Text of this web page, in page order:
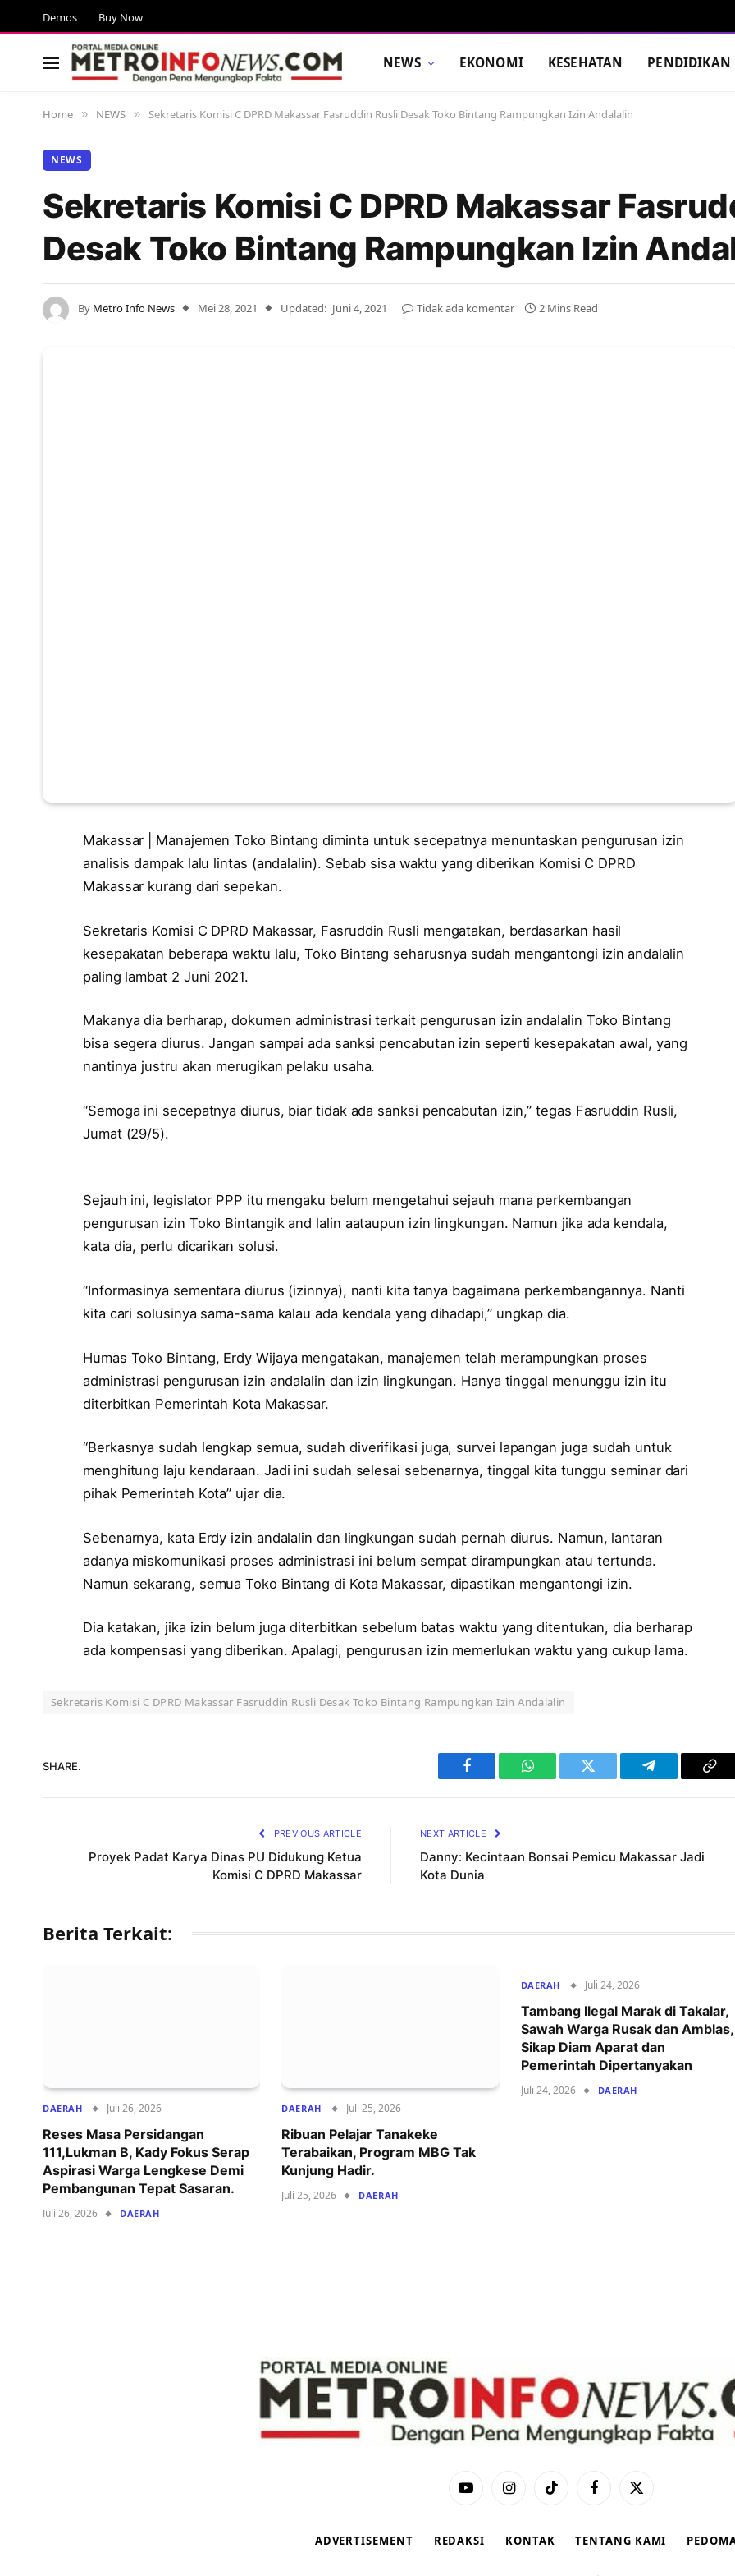
Demos Buy Now
NEWS EKONOMI KESEHATAN PENDIDIKAN
Home » NEWS » Sekretaris Komisi C DPRD Makassar Fasruddin Rusli Desak Toko Bintang Rampungkan Izin Andalalin
NEWS
Sekretaris Komisi C DPRD Makassar
Desak Toko Bintang Rampungkan Izin
By Metro Info News Mei 28, 2021 Updated: Juni 4, 2021 Tidak ada komentar 2 Mins Read
Makassar | Manajemen Toko Bintang diminta untuk secepatnya menuntaskan pengurusan izin
analisis dampak lalu lintas (andalalin). Sebab sisa waktu yang diberikan Komisi C DPRD
Makassar kurang dari sepekan.
Sekretaris Komisi C DPRD Makassar, Fasruddin Rusli mengatakan, berdasarkan hasil
kesepakatan beberapa waktu lalu, Toko Bintang seharusnya sudah mengantongi izin andalalin
paling lambat 2 Juni 2021.
Makanya dia berharap, dokumen administrasi terkait pengurusan izin andalalin Toko Bintang
bisa segera diurus. Jangan sampai ada sanksi pencabutan izin seperti kesepakatan awal, yang
nantinya justru akan merugikan pelaku usaha.
“Semoga ini secepatnya diurus, biar tidak ada sanksi pencabutan izin,” tegas Fasruddin Rusli,
Jumat (29/5).
Sejauh ini, legislator PPP itu mengaku belum mengetahui sejauh mana perkembangan
pengurusan izin Toko Bintangik and lalin aataupun izin lingkungan. Namun jika ada kendala,
kata dia, perlu dicarikan solusi.
“Informasinya sementara diurus (izinnya), nanti kita tanya bagaimana perkembangannya. Nanti
kita cari solusinya sama-sama kalau ada kendala yang dihadapi,” ungkap dia.
Humas Toko Bintang, Erdy Wijaya mengatakan, manajemen telah merampungkan proses
administrasi pengurusan izin andalalin dan izin lingkungan. Hanya tinggal menunggu izin itu
diterbitkan Pemerintah Kota Makassar.
“Berkasnya sudah lengkap semua, sudah diverifikasi juga, survei lapangan juga sudah untuk
menghitung laju kendaraan. Jadi ini sudah selesai sebenarnya, tinggal kita tunggu seminar dari
pihak Pemerintah Kota” ujar dia.
Sebenarnya, kata Erdy izin andalalin dan lingkungan sudah pernah diurus. Namun, lantaran
adanya miskomunikasi proses administrasi ini belum sempat dirampungkan atau tertunda.
Namun sekarang, semua Toko Bintang di Kota Makassar, dipastikan mengantongi izin.
Dia katakan, jika izin belum juga diterbitkan sebelum batas waktu yang ditentukan, dia berharap
ada kompensasi yang diberikan. Apalagi, pengurusan izin memerlukan waktu yang cukup lama.
Sekretaris Komisi C DPRD Makassar Fasruddin Rusli Desak Toko Bintang Rampungkan Izin Andalalin
SHARE.
Facebook WhatsAppTwitter Telegram
PREVIOUS ARTICLE
Proyek Padat Karya Dinas PU Didukung Ketua
Komisi C DPRD Makassar
NEXT ARTICLE
Danny: Kecintaan Bonsai Pemicu Makassar Jadi
Kota Dunia
Berita Terkait:
DAERAH Juli 26, 2026
Reses Masa Persidangan
111,Lukman B, Kady Fokus Serap
Aspirasi Warga Lengkese Demi
Pembangunan Tepat Sasaran.
Juli 26, 2026 DAERAH
DAERAH Juli 25, 2026
‍Ribuan Pelajar Tanakeke
Terabaikan, Program MBG Tak
Kunjung Hadir.
Juli 25, 2026 DAERAH
DAERAH Juli 24, 2026
Tambang Ilegal Marak di Takalar,
Sawah Warga Rusak dan Amblas,
Sikap Diam Aparat dan
Pemerintah Dipertanyakan
Juli 24, 2026 DAERAH
YouTubeInstagramTikTok Facebook
X
ADVERTISEMENT REDAKSI KONTAK TENTANG KAMI